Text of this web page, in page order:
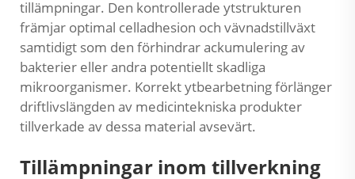
tillämpningar. Den kontrollerade ytstrukturen
främjar optimal celladhesion och vävnadstillväxt
samtidigt som den förhindrar ackumulering av
bakterier eller andra potentiellt skadliga
mikroorganismer. Korrekt ytbearbetning förlänger
driftlivslängden av medicintekniska produkter
tillverkade av dessa material avsevärt.
Tillämpningar inom tillverkning